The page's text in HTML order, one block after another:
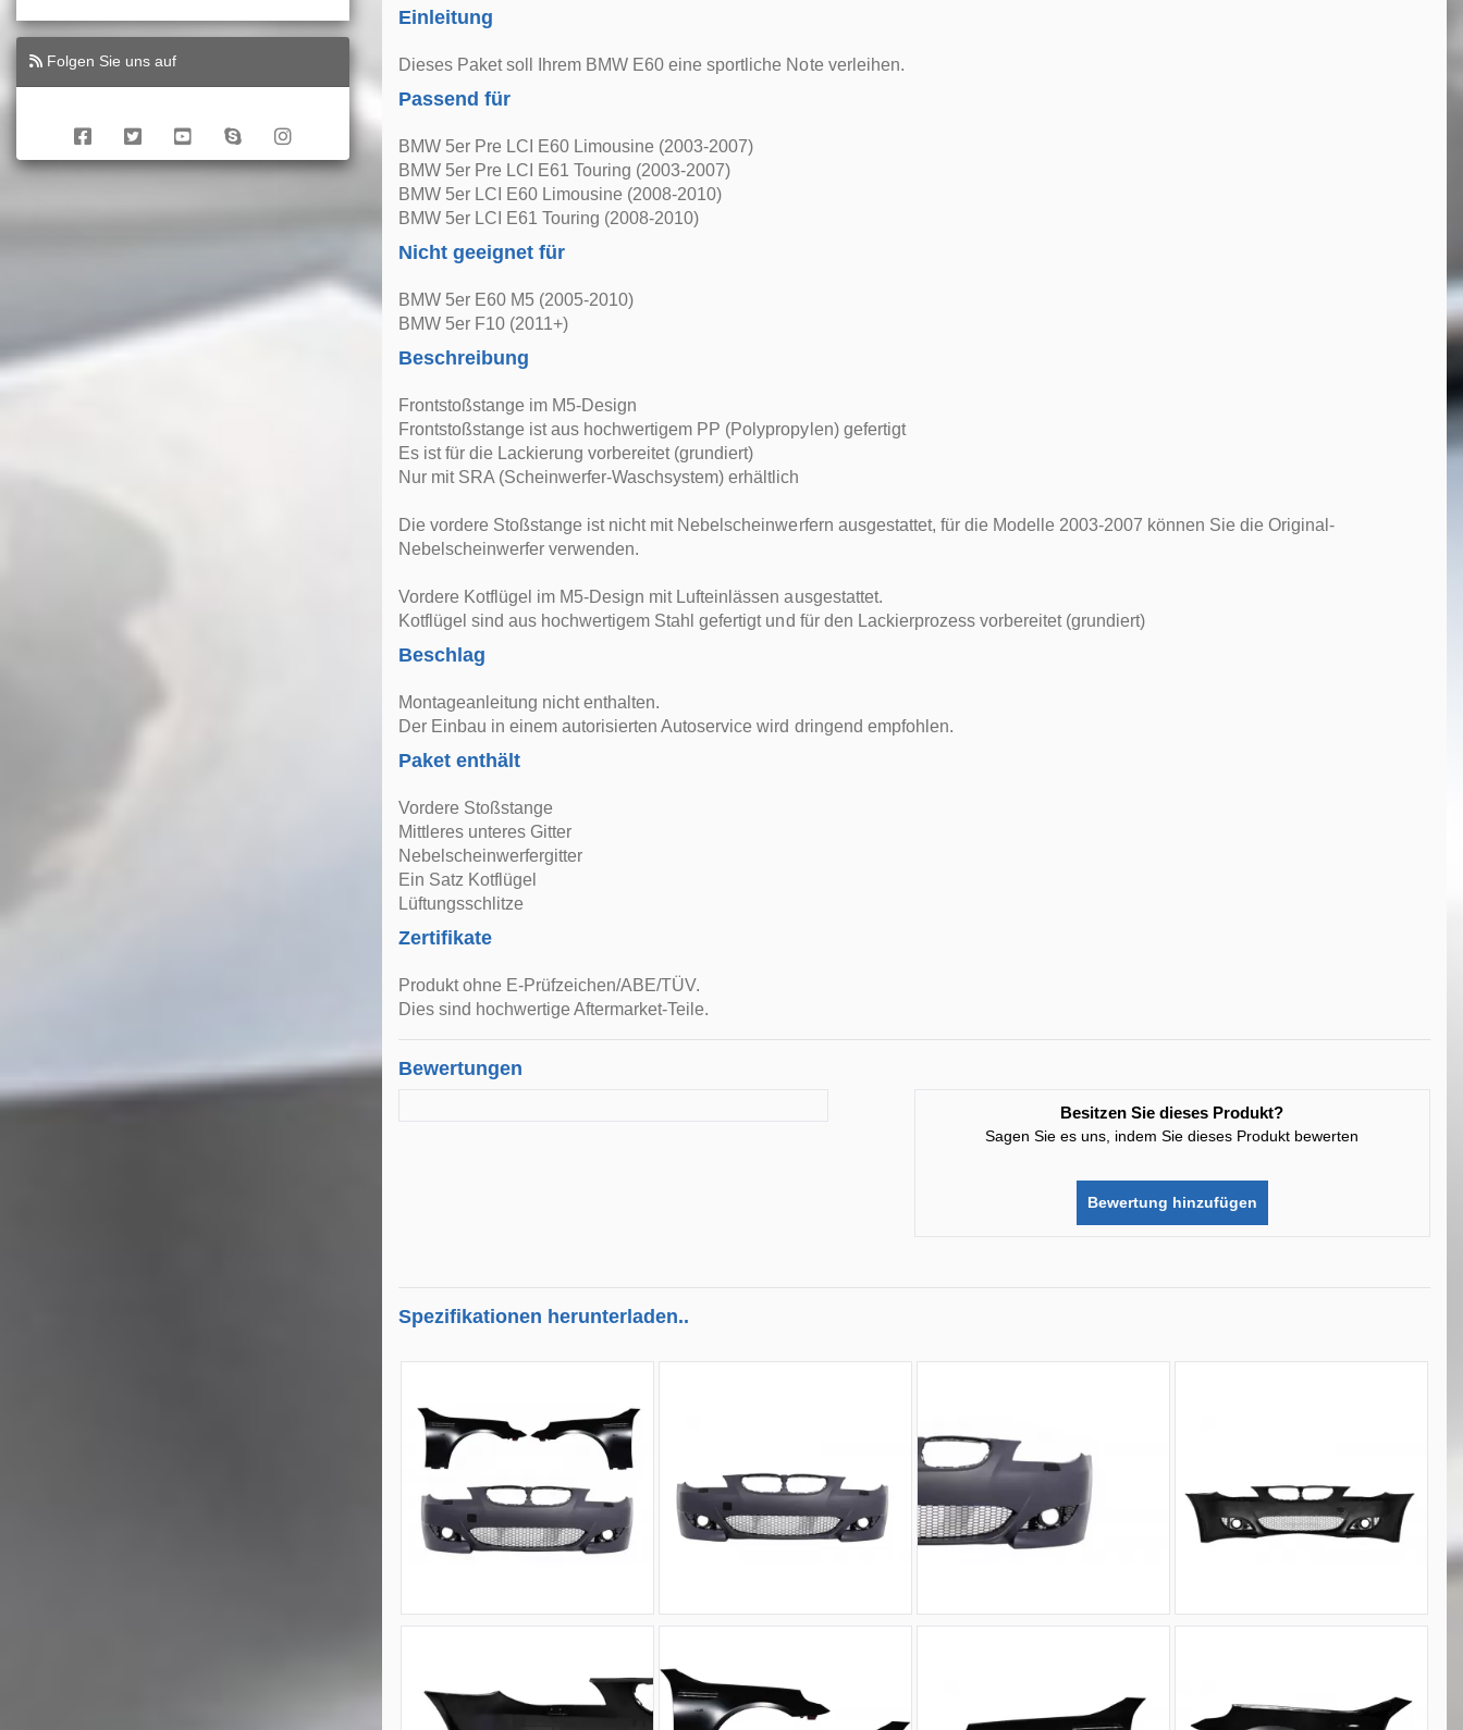
Folgen Sie uns auf
Einleitung
Dieses Paket soll Ihrem BMW E60 eine sportliche Note verleihen.
Passend für
BMW 5er Pre LCI E60 Limousine (2003-2007)
BMW 5er Pre LCI E61 Touring (2003-2007)
BMW 5er LCI E60 Limousine (2008-2010)
BMW 5er LCI E61 Touring (2008-2010)
Nicht geeignet für
BMW 5er E60 M5 (2005-2010)
BMW 5er F10 (2011+)
Beschreibung
Frontstoßstange im M5-Design
Frontstoßstange ist aus hochwertigem PP (Polypropylen) gefertigt
Es ist für die Lackierung vorbereitet (grundiert)
Nur mit SRA (Scheinwerfer-Waschsystem) erhältlich
Die vordere Stoßstange ist nicht mit Nebelscheinwerfern ausgestattet, für die Modelle 2003-2007 können Sie die Original-
Nebelscheinwerfer verwenden.
Vordere Kotflügel im M5-Design mit Lufteinlässen ausgestattet.
Kotflügel sind aus hochwertigem Stahl gefertigt und für den Lackierprozess vorbereitet (grundiert)
Beschlag
Montageanleitung nicht enthalten.
Der Einbau in einem autorisierten Autoservice wird dringend empfohlen.
Paket enthält
Vordere Stoßstange
Mittleres unteres Gitter
Nebelscheinwerfergitter
Ein Satz Kotflügel
Lüftungsschlitze
Zertifikate
Produkt ohne E-Prüfzeichen/ABE/TÜV.
Dies sind hochwertige Aftermarket-Teile.
Bewertungen
Besitzen Sie dieses Produkt?
Sagen Sie es uns, indem Sie dieses Produkt bewerten
Bewertung hinzufügen
Spezifikationen herunterladen..